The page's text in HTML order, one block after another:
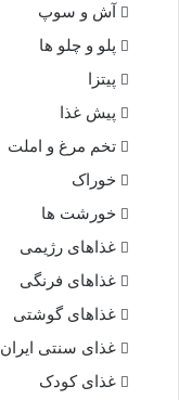
آش و سوپ
پلو و چلو ها
پیتزا
پیش غذا
تخم مرغ و املت
خوراک
خورشت ها
غذاهای رژیمی
غذاهای فرنگی
غذاهای گوشتی
غذای سنتی ایران
غذای کودک